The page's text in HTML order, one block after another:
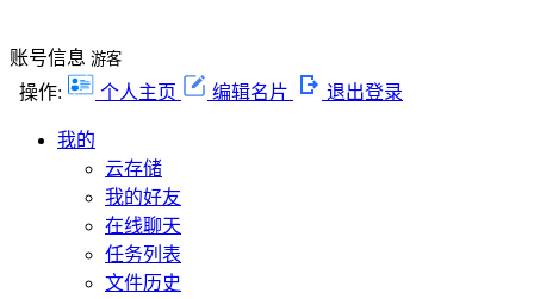
账号信息 游客
操作: 个人主页 编辑名片 退出登录
我的
云存储
我的好友
在线聊天
任务列表
文件历史